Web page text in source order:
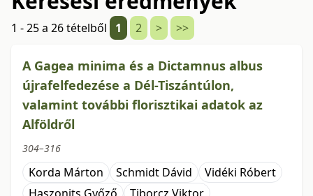
1 - 25 a 26 tételből 1 2 > >>
A Gagea minima és a Dictamnus albus
újrafelfedezése a Dél-Tiszántúlon,
valamint további florisztikai adatok az
Alföldről
304–316
Korda Márton Schmidt Dávid
Vidéki Róbert